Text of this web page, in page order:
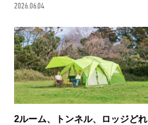
2026.06.04
2ルーム、トンネル、ロッジどれ